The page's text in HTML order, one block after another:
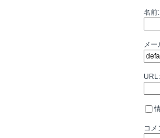
名前:
メ
URL:
コメ